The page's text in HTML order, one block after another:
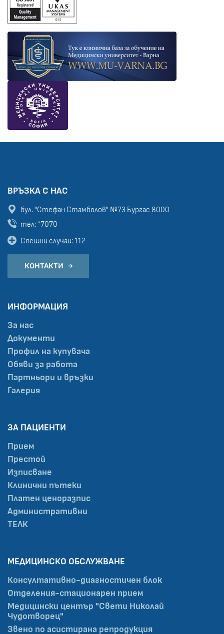
ВРЪЗКА С НАС
бул. "Стефан Стамболов" №73 Бургас 8000
тел: *7070
Спешни случаи: 112
КОНТАКТИ
ИНФОРМАЦИЯ
За нас
Документи
Профил на купувача
Обяви за работа
Партньори и връзки
Галерия
ЗА ПАЦИЕНТИ
Прием
Престой
Изписване
Клинични пътеки
Платен ценоразпис
Административни
ТЕЛК
МЕДИЦИНСКО ОБСЛУЖВАНЕ
Консултативно-диагностичен блок
Отделения-стационарен прием
Медицински център "Свети Николай
Чудотворец"
Звено по асистирана репродукция